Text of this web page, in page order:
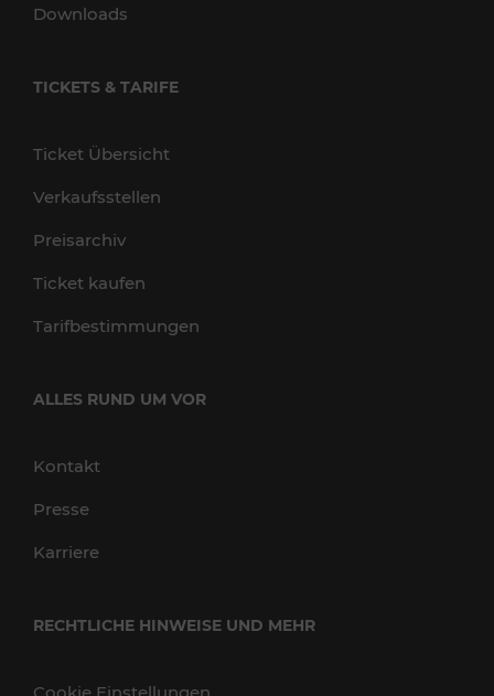
Downloads
TICKETS & TARIFE
Ticket Übersicht
Verkaufsstellen
Preisarchiv
Ticket kaufen
Tarifbestimmungen
ALLES RUND UM VOR
Kontakt
Presse
Karriere
RECHTLICHE HINWEISE UND MEHR